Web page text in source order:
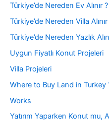
Türkiye’de Nereden Ev Alınır ?
Türkiye’de Nereden Villa Alınır
Türkiye’de Nereden Yazlık
Uygun Fiyatlı Konut Projeleri
Villa Projeleri
Where to Buy Land in Turkey
Works
Yatırım Yaparken Konut mu,